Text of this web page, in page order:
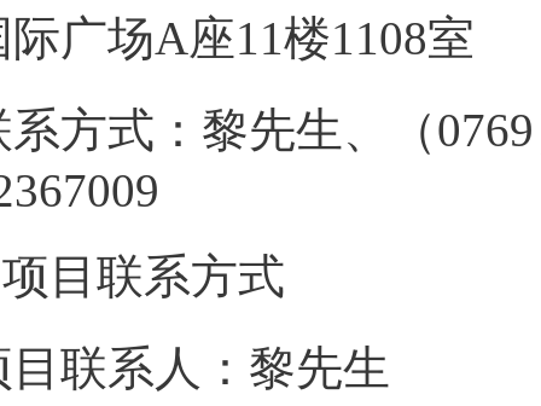
际广场A
系方式：黎先生、（
目联系方式
目联系人：黎先生